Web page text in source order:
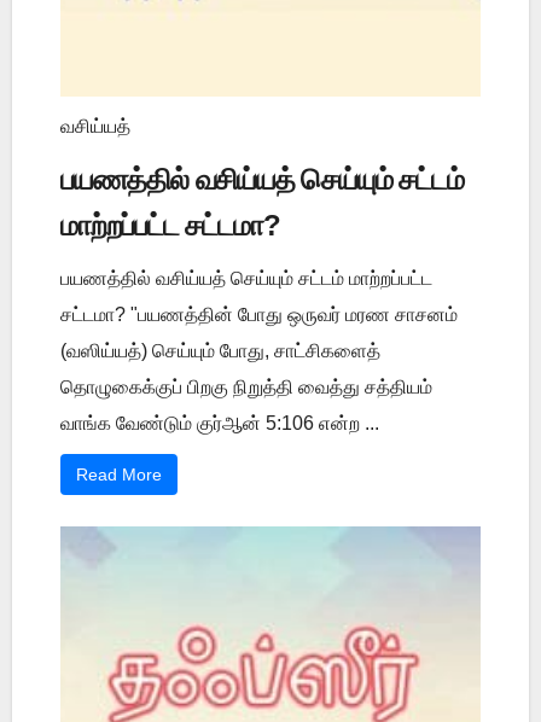
வசிய்யத்
பயணத்தில் வசிய்யத் செய்யும் சட்டம்
மாற்றப்பட்ட சட்டமா?
பயணத்தில் வசிய்யத் செய்யும் சட்டம் மாற்றப்பட்ட
சட்டமா? "பயணத்தின் போது ஒருவர் மரண சாசனம்
(வஸிய்யத்) செய்யும் போது, சாட்சிகளைத்
தொழுகைக்குப் பிறகு நிறுத்தி வைத்து சத்தியம்
வாங்க வேண்டும் குர்ஆன் 5:106 என்ற ...
Read More